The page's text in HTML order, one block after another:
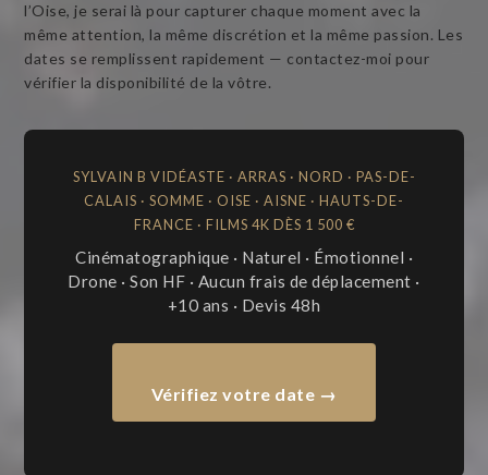
l’Oise, je serai là pour capturer chaque moment avec la
même attention, la même discrétion et la même passion. Les
dates se remplissent rapidement — contactez-moi pour
vérifier la disponibilité de la vôtre.
SYLVAIN B VIDÉASTE · ARRAS · NORD · PAS-DE-
CALAIS · SOMME · OISE · AISNE · HAUTS-DE-
FRANCE · FILMS 4K DÈS 1 500 €
Cinématographique · Naturel · Émotionnel ·
Drone · Son HF · Aucun frais de déplacement ·
+10 ans · Devis 48h
Vérifiez votre date →